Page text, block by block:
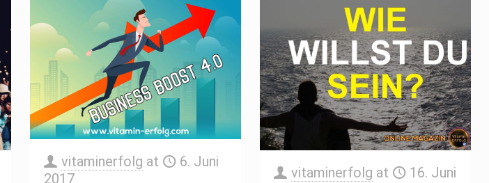
vitaminerfolg at
6. Juni
2017
vitaminerfolg at
16. Juni